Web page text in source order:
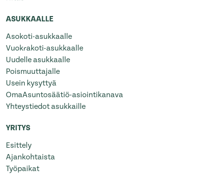
ASUKKAALLE
Asokoti-asukkaalle
Vuokrakoti-asukkaalle
Uudelle asukkaalle
Poismuuttajalle
Usein kysyttyä
OmaAsuntosäätiö-asiointikanava
Yhteystiedot asukkaille
YRITYS
Esittely
Ajankohtaista
Työpaikat